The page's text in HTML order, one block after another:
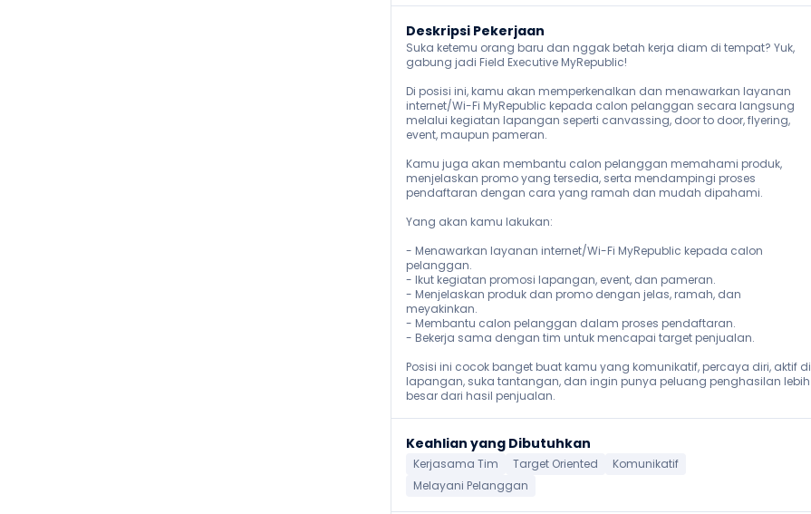
Deskripsi Pekerjaan
Suka ketemu orang baru dan nggak betah kerja diam di tempat? Yuk,
gabung jadi Field Executive MyRepublic!
Di posisi ini, kamu akan memperkenalkan dan menawarkan layanan
internet/Wi-Fi MyRepublic kepada calon pelanggan secara langsung
melalui kegiatan lapangan seperti canvassing, door to door, flyering,
event, maupun pameran.
Kamu juga akan membantu calon pelanggan memahami produk,
menjelaskan promo yang tersedia, serta mendampingi proses
pendaftaran dengan cara yang ramah dan mudah dipahami.
Yang akan kamu lakukan:
- Menawarkan layanan internet/Wi-Fi MyRepublic kepada calon
pelanggan.
- Ikut kegiatan promosi lapangan, event, dan pameran.
- Menjelaskan produk dan promo dengan jelas, ramah, dan
meyakinkan.
- Membantu calon pelanggan dalam proses pendaftaran.
- Bekerja sama dengan tim untuk mencapai target penjualan.
Posisi ini cocok banget buat kamu yang komunikatif, percaya diri, aktif di
lapangan, suka tantangan, dan ingin punya peluang penghasilan lebih
besar dari hasil penjualan.
Keahlian yang Dibutuhkan
Kerjasama Tim Target Oriented
Komunikatif
Melayani Pelanggan